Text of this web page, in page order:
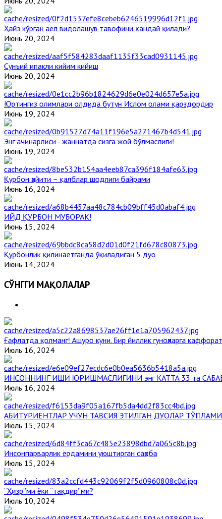
Ҳайз кўрган аёл видолашув тавофини қандай қилади?
Июнь 20, 2024
Сунъий ипакли кийим кийиш
Июнь 20, 2024
Юртингиз олимлари олдида бутун Ислом олами қарздордир
Июнь 19, 2024
Энг ачинарлиси - жаннатда сизга жой бўлмаслиги!
Июнь 19, 2024
Қурбон ҳайити – қалблар шодлиги байрами
Июнь 16, 2024
ИЙД ҚУРБОН МУБОРАК!
Июнь 15, 2024
Қурбонлик қилинаётганда ўқиладиган 5 дуо
Июнь 14, 2024
СЎНГГИ МАҚОЛАЛАР
Ғафлатда қолманг! Ашуро куни. Бир йиллик гуноҳларга
Июль 16, 2024
ИНСОННИНГ ИШИ ЮРИШМАСЛИГИНИ энг КАТТА 33 та
Июль 16, 2024
АБИТУРИЕНТЛАР УЧУН ТАВСИЯ ЭТИЛГАН ДУОЛАР ТЎПЛАМИ
Июль 15, 2024
Инсонпарварлик ёрдамини уюштирган саҳоба
Июль 15, 2024
“Ҳизр”ми ёки “тақдир”ми?
Июль 10, 2024